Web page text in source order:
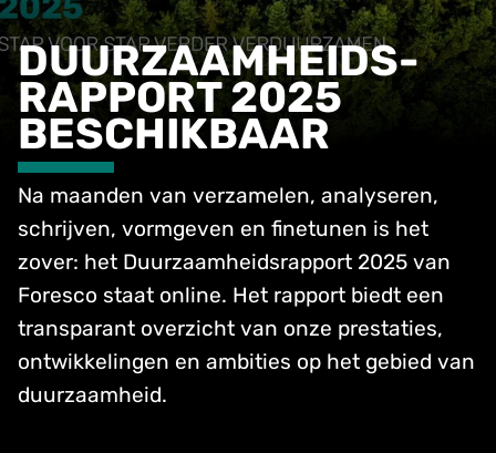
DUURZAAMHEIDS-
RAPPORT 2025
BESCHIKBAAR
Na maanden van verzamelen, analyseren,
schrijven, vormgeven en finetunen is het
zover: het Duurzaamheidsrapport 2025 van
Foresco staat online. Het rapport biedt een
transparant overzicht van onze prestaties,
ontwikkelingen en ambities op het gebied van
duurzaamheid.